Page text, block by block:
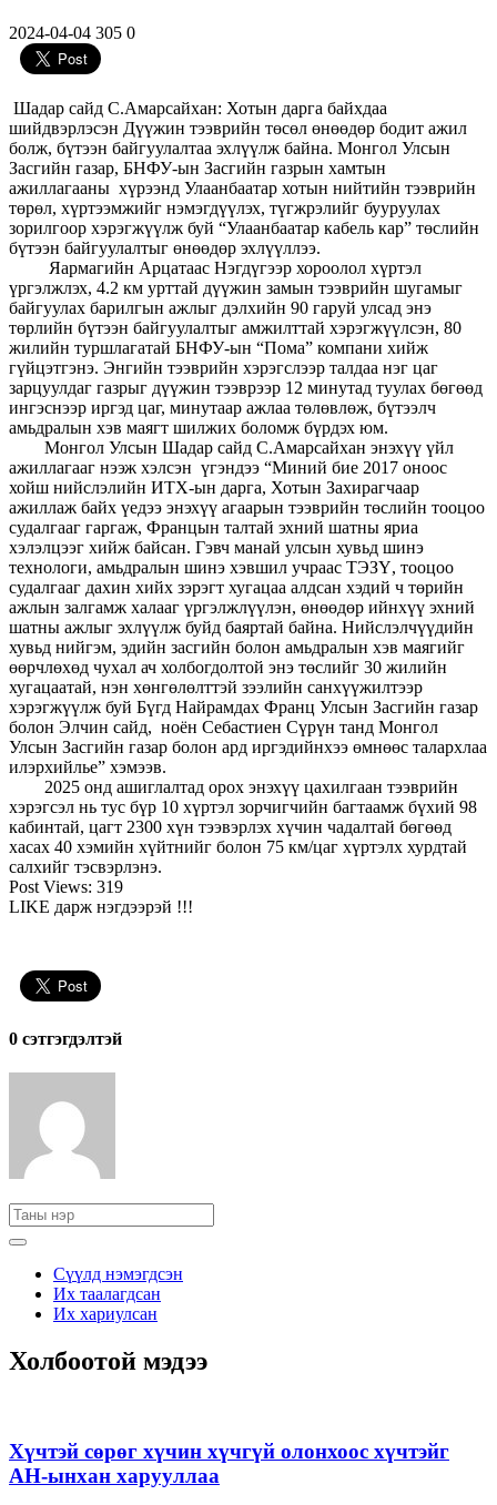
2024-04-04 305 0
Шадар сайд С.Амарсайхан: Хотын дарга байхдаа
шийдвэрлэсэн Дүүжин тээврийн төсөл өнөөдөр бодит ажил
болж, бүтээн байгуулалтаа эхлүүлж байна. Монгол Улсын
Засгийн газар, БНФУ-ын Засгийн газрын хамтын
ажиллагааны хүрээнд Улаанбаатар хотын нийтийн тээврийн
төрөл, хүртээмжийг нэмэгдүүлэх, түгжрэлийг бууруулах
зорилгоор хэрэгжүүлж буй “Улаанбаатар кабель кар” төслийн
бүтээн байгуулалтыг өнөөдөр эхлүүллээ.
Яармагийн Арцатаас Нэгдүгээр хороолол хүртэл
үргэлжлэх, 4.2 км урттай дүүжин замын тээврийн шугамыг
байгуулах барилгын ажлыг дэлхийн 90 гаруй улсад энэ
төрлийн бүтээн байгуулалтыг амжилттай хэрэгжүүлсэн, 80
жилийн туршлагатай БНФУ-ын “Пома” компани хийж
гүйцэтгэнэ. Энгийн тээврийн хэрэгслээр талдаа нэг цаг
зарцуулдаг газрыг дүүжин тээврээр 12 минутад туулах бөгөөд
ингэснээр иргэд цаг, минутаар ажлаа төлөвлөж, бүтээлч
амьдралын хэв маягт шилжих боломж бүрдэх юм.
Монгол Улсын Шадар сайд С.Амарсайхан энэхүү үйл
ажиллагааг нээж хэлсэн үгэндээ “Миний бие 2017 оноос
хойш нийслэлийн ИТХ-ын дарга, Хотын Захирагчаар
ажиллаж байх үедээ энэхүү агаарын тээврийн төслийн тооцоо
судалгааг гаргаж, Францын талтай эхний шатны яриа
хэлэлцээг хийж байсан. Гэвч манай улсын хувьд шинэ
технологи, амьдралын шинэ хэвшил учраас ТЭЗҮ, тооцоо
судалгааг дахин хийх зэрэгт хугацаа алдсан хэдий ч төрийн
ажлын залгамж халааг үргэлжлүүлэн, өнөөдөр ийнхүү эхний
шатны ажлыг эхлүүлж буйд баяртай байна. Нийслэлчүүдийн
хувьд нийгэм, эдийн засгийн болон амьдралын хэв маягийг
өөрчлөхөд чухал ач холбогдолтой энэ төслийг 30 жилийн
хугацаатай, нэн хөнгөлөлттэй зээлийн санхүүжилтээр
хэрэгжүүлж буй Бүгд Найрамдах Франц Улсын Засгийн газар
болон Элчин сайд, ноён Себастиен Сүрүн танд Монгол
Улсын Засгийн газар болон ард иргэдийнхээ өмнөөс талархлаа
илэрхийлье” хэмээв.
2025 онд ашиглалтад орох энэхүү цахилгаан тээврийн
хэрэгсэл нь тус бүр 10 хүртэл зорчигчийн багтаамж бүхий 98
кабинтай, цагт 2300 хүн тээвэрлэх хүчин чадалтай бөгөөд
хасах 40 хэмийн хүйтнийг болон 75 км/цаг хүртэлх хурдтай
салхийг тэсвэрлэнэ.
Post Views: 319
LIKE дарж нэгдээрэй !!!
0 cэтгэгдэлтэй
Сүүлд нэмэгдсэн
Их таалагдсан
Их хариулсан
Холбоотой мэдээ
Хүчтэй сөрөг хүчин хүчгүй олонхоос хүчтэйг
АН-ынхан харууллаа